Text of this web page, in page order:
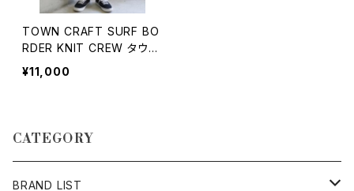
TOWN CRAFT SURF BO
RDER KNIT CREW タウン
クラフト サーフボーダー ク
ルーネックニット TEE
¥11,000
CATEGORY
BRAND LIST